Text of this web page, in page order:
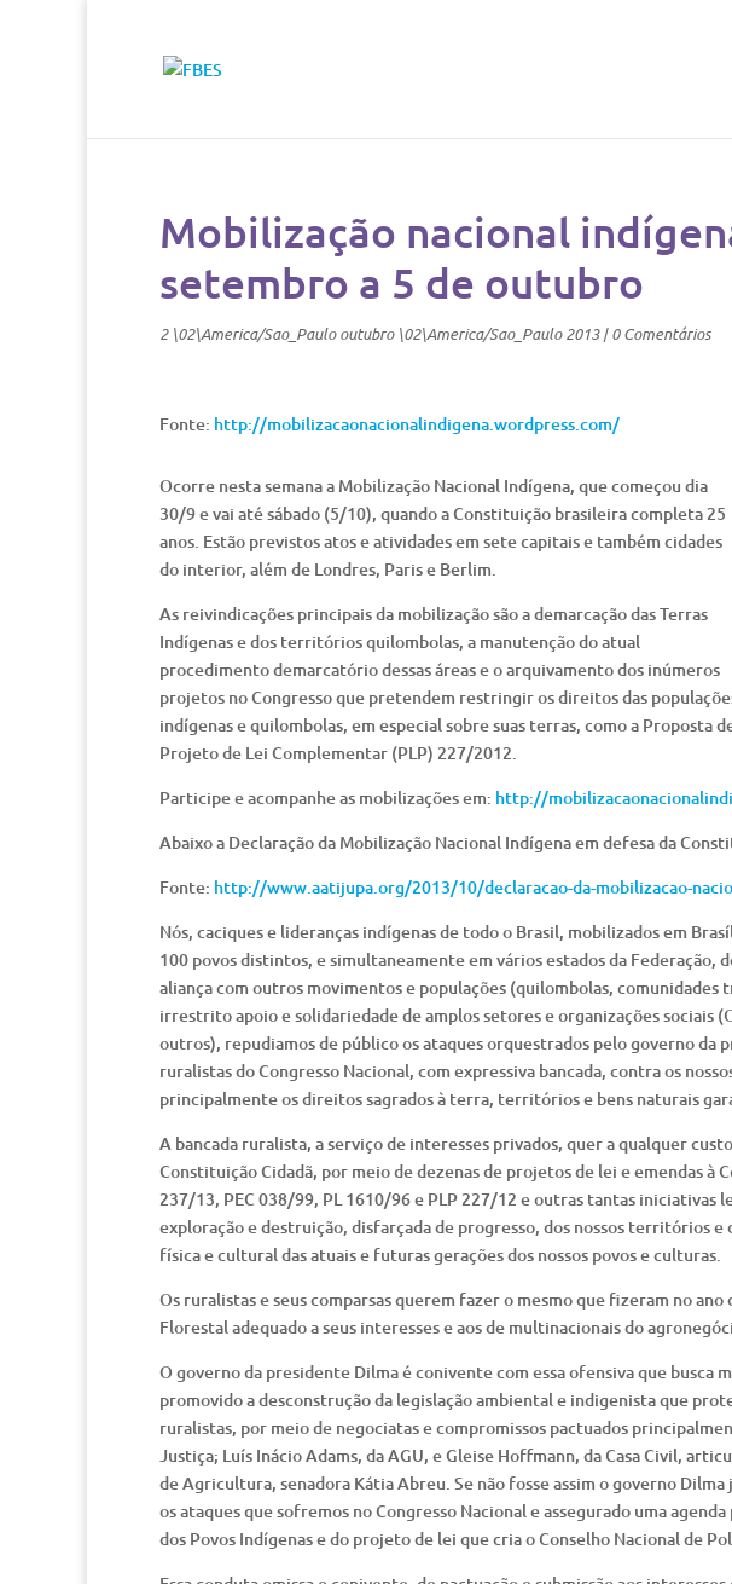
Mobilização nacional
setembro a 5 de outubro
2 \02\America/Sao_Paulo outubro \02\America/Sao_Paulo 2013|0 Comentários
Fonte: http://mobilizacaonacionalindigena.wordpress.com/
Ocorre nesta semana a Mobilização Nacional Indígena, que começou dia
30/9 e vai até sábado (5/10), quando a Constituição brasileira completa 25
anos. Estão previstos atos e atividades em sete capitais e também cidades
do interior, além de Londres, Paris e Berlim.
As reivindicações principais da mobilização são a demarcação das Terras
Indígenas e dos territórios quilombolas, a manutenção do atual
procedimento demarcatório dessas áreas e o arquivamento dos inúmeros
projetos no Congresso que pretendem restringir os direitos das
indígenas e quilombolas, em especial sobre suas terras, como a Proposta
Projeto de Lei Complementar (PLP) 227/2012.
Participe e acompanhe as mobilizações em: http://
Abaixo a Declaração da Mobilização Nacional Indígena em defesa da
Fonte: http://www.aatijupa.org/2013/10/declaracao-da-mobilizacao-
Nós, caciques e lideranças indígenas de todo o Brasil, mobilizados em
100 povos distintos, e simultaneamente em vários estados da Federação,
aliança com outros movimentos e populações (quilombolas, comunidades
irrestrito apoio e solidariedade de amplos setores e organizações sociais
outros), repudiamos de público os ataques orquestrados pelo governo da
ruralistas do Congresso Nacional, com expressiva bancada, contra os
principalmente os direitos sagrados à terra, territórios e bens naturais
A bancada ruralista, a serviço de interesses privados, quer a qualquer
Constituição Cidadã, por meio de dezenas de projetos de lei e emendas à
237/13, PEC 038/99, PL 1610/96 e PLP 227/12 e outras tantas iniciativas
exploração e destruição, disfarçada de progresso, dos nossos territórios
física e cultural das atuais e futuras gerações dos nossos povos e culturas.
Os ruralistas e seus comparsas querem fazer o mesmo que fizeram no
Florestal adequado a seus interesses e aos de multinacionais do
O governo da presidente Dilma é conivente com essa ofensiva que busca
promovido a desconstrução da legislação ambiental e indigenista que
ruralistas, por meio de negociatas e compromissos pactuados
Justiça; Luís Inácio Adams, da AGU, e Gleise Hoffmann, da Casa Civil,
de Agricultura, senadora Kátia Abreu. Se não fosse assim o governo
os ataques que sofremos no Congresso Nacional e assegurado uma
dos Povos Indígenas e do projeto de lei que cria o Conselho Nacional de